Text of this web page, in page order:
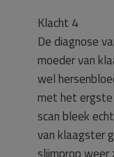
Klacht 4
De diagnose
moeder van
wel
met het ergste
scan bleek
van klaagster